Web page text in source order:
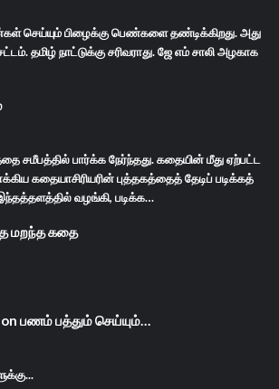
செய்யும் பிழைக்கு பெண்களை தண்டிக்கிறது. அது
தமிழ் நாட்டுக்கு சரிவராது. ஜே எம் சாலி அழகாக
சமீபத்தில் பார்க்க நேர்ந்தது. கதையின் மீது ஏற்பட்ட
கதையாசிரியரின் புத்தகத்தைத் தேடிப் படிக்கத்
வழங்கி, படிக்க…
மறந்த கதை
பணம் பத்தும் செய்யும்…